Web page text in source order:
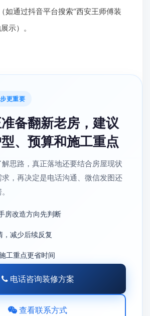
如通过抖音平台搜索“西安王师傅装
示）。
更重要
备翻新老房，建议
、预算和施工重点
思路，真正落地还要结合房屋现状
，再决定是电话沟通、微信发图还
房改造方向先判断
，减少后续反复
工重点更省时间
电话咨询装修方案
查看联系方式